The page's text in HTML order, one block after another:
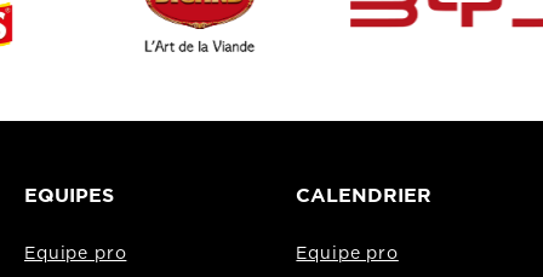
EQUIPES
Equipe pro
CALENDRIER
Equipe pro